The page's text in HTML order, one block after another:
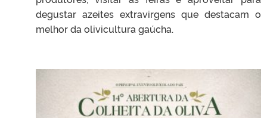
degustar azeites extravirgens que destacam o
melhor da olivicultura gaúcha.